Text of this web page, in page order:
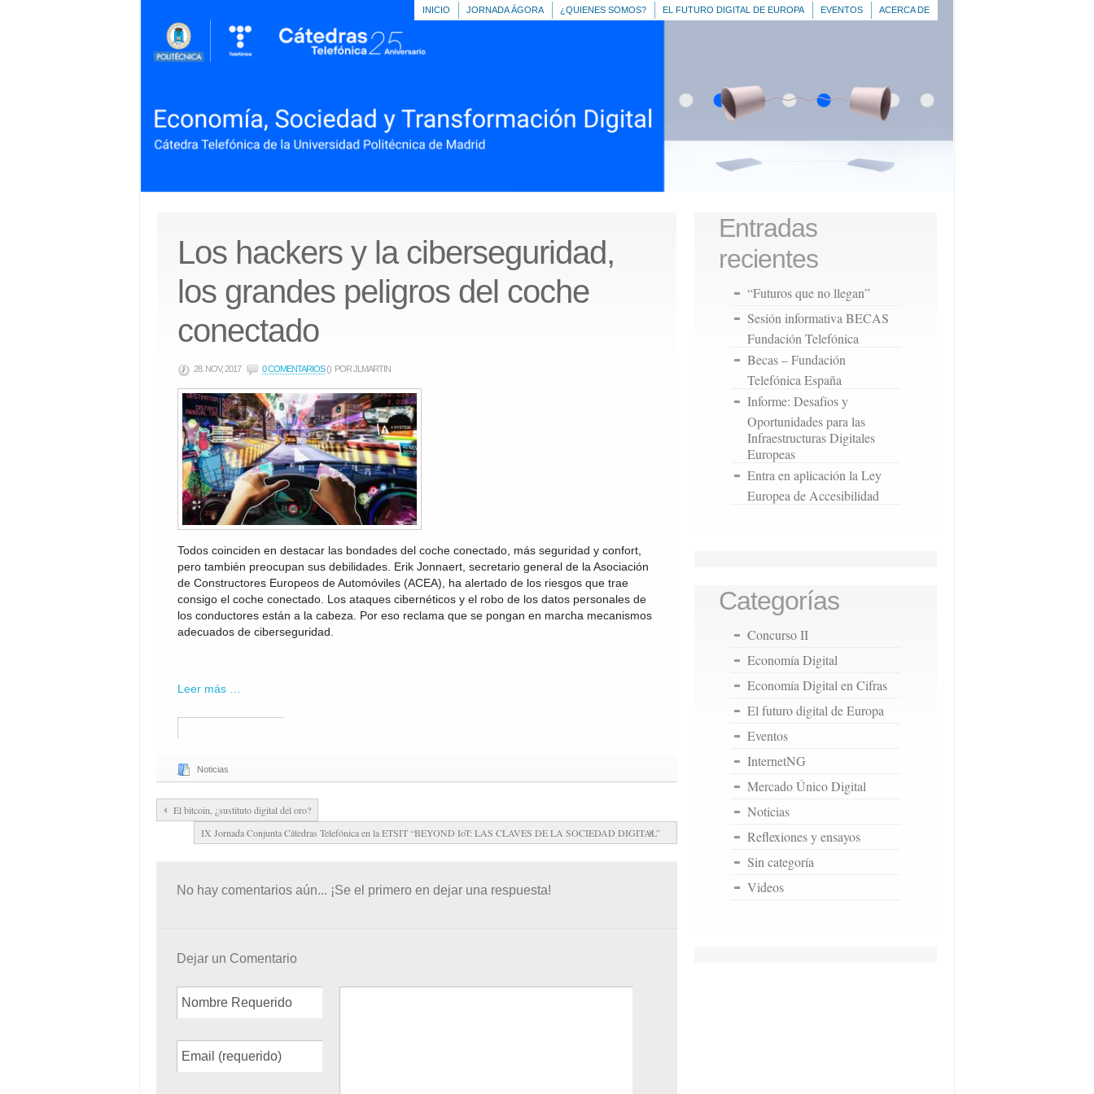
INICIO JORNADA ÁGORA ¿QUIENES SOMOS? EL FUTURO DIGITAL DE EUROPA EVENTOS ACERCA DE
Los hackers y la ciberseguridad,
los grandes peligros del coche
conectado
28. NOV, 2017 0 COMENTARIOS() POR JLMARTIN
Todos coinciden en destacar las bondades del coche conectado, más seguridad y confort,
pero también preocupan sus debilidades. Erik Jonnaert, secretario general de la Asociación
de Constructores Europeos de Automóviles (ACEA), ha alertado de los riesgos que trae
consigo el coche conectado. Los ataques cibernéticos y el robo de los datos personales de
los conductores están a la cabeza. Por eso reclama que se pongan en marcha mecanismos
adecuados de ciberseguridad.
Leer más …
Noticias
El bitcoin, ¿sustituto digital del oro?
IX Jornada Conjunta Cátedras Telefónica en la ETSIT “BEYOND IoT: LAS CLAVES DE LA SOCIEDAD DIGITAL”
No hay comentarios aún... ¡Se el primero en dejar una respuesta!
Dejar un Comentario
Entradas
recientes
“Futuros que no llegan”
Sesión informativa BECAS
Fundación Telefónica
Becas – Fundación
Telefónica España
Informe: Desafíos y
Oportunidades para las
Infraestructuras Digitales
Europeas
Entra en aplicación la Ley
Europea de Accesibilidad
Categorías
Concurso II
Economía Digital
Economía Digital en Cifras
El futuro digital de Europa
Eventos
InternetNG
Mercado Único Digital
Noticias
Reflexiones y ensayos
Sin categoría
Videos